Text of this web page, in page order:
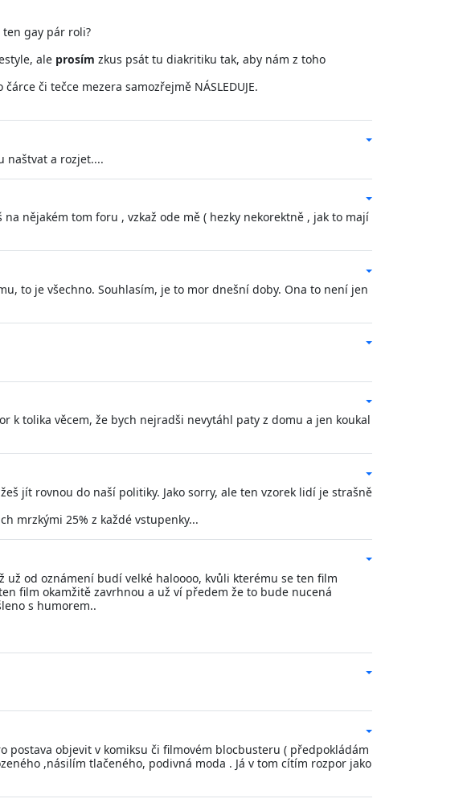
ten gay pár roli?
ale prosím zkus psát tu diakritiku tak, aby nám z toho
či tečce mezera samozřejmě NÁSLEDUJE.
naštvat a rozjet....
nějakém tom foru , vzkaž ode mě ( hezky nekorektně , jak to mají
to je všechno. Souhlasím, je to mor dnešní doby. Ona to není jen
k tolika věcem, že bych nejradši nevytáhl paty z domu a jen koukal
jít rovnou do naší politiky. Jako sorry, ale ten vzorek lidí je strašně
mrzkými 25% z každé vstupenky...
od oznámení budí velké haloooo, kvůli kterému se ten film
film okamžitě zavrhnou a už ví předem že to bude nucená
s humorem..
postava objevit v komiksu či filmovém blocbusteru ( předpokládám
,násilím tlačeného, podivná moda . Já v tom cítím rozpor jako